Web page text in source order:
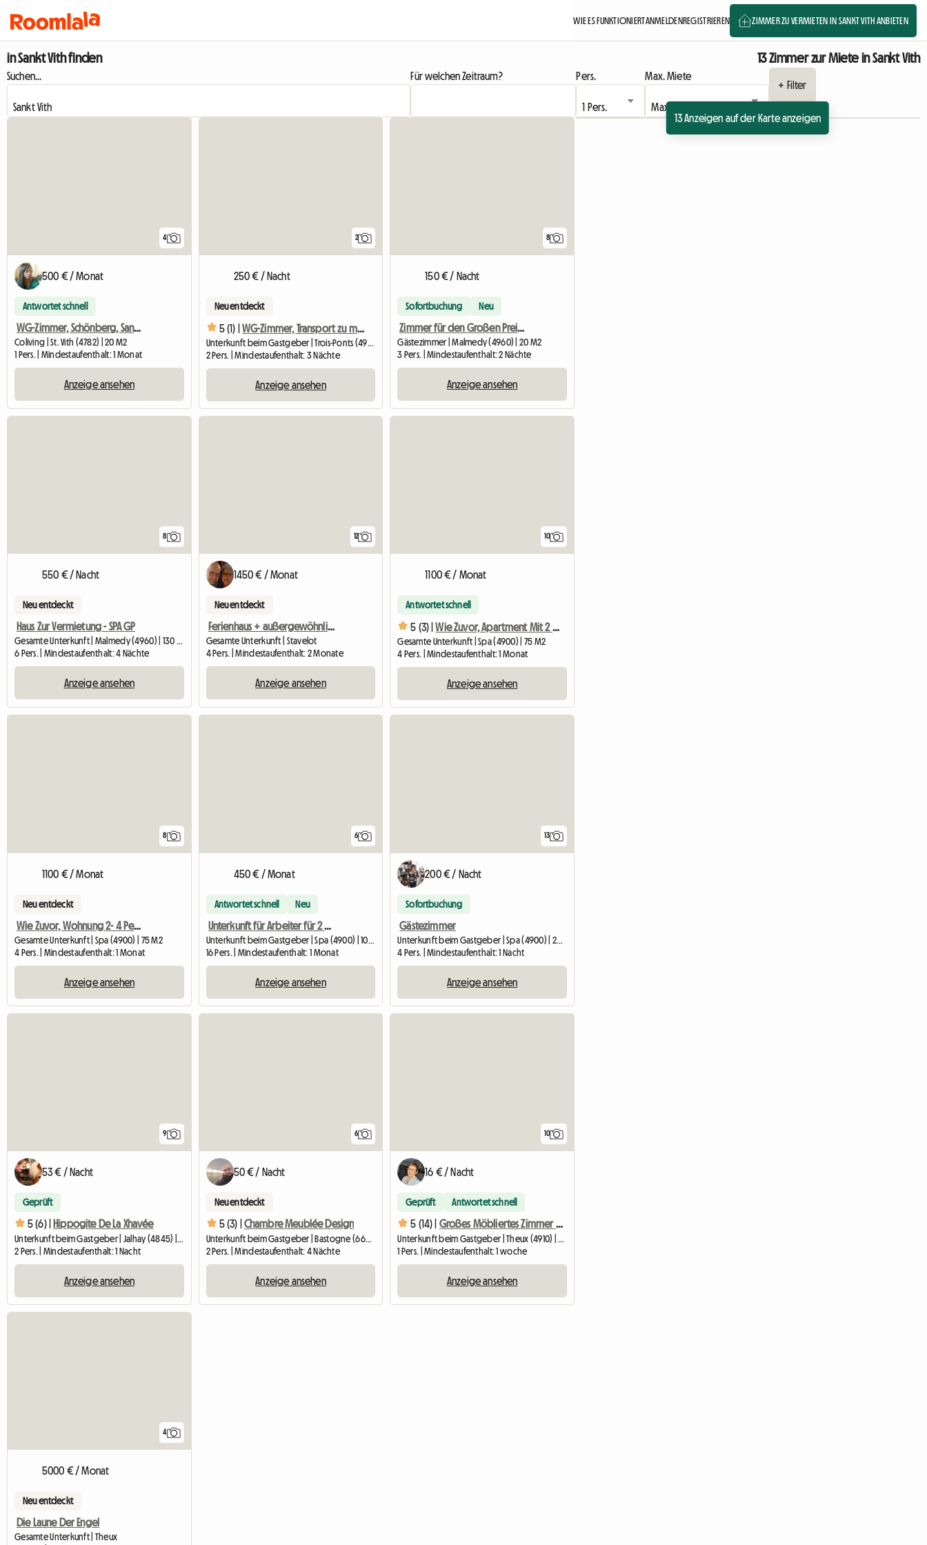
WIE ES FUNKTIONIERTANMELDENREGISTRIEREN ZIMMER ZU VERMIETEN IN SANKT VITH ANBIETEN
in Sankt Vith finden 13 Zimmer zur Miete in Sankt Vith
Suchen... Für welchen Zeitraum? Pers.
Max. Miete
+ Filter
13 Anzeigen auf der Karte anzeigen
4
500 € / Monat
Antwortet schnell
WG-Zimmer, Schönberg, Sankt Vith
Coliving | St. Vith (4782) | 20 M2
1 Pers. | Mindestaufenthalt: 1 Monat
Anzeige ansehen
2
250 € / Nacht
Neu entdeckt
5 (1) | WG-Zimmer, Transport zu möglicher Rennstrecke
Unterkunft beim Gastgeber | Trois-Ponts (4980)
2 Pers. | Mindestaufenthalt: 3 Nächte
Anzeige ansehen
8
150 € / Nacht
Sofortbuchung Neu
Zimmer für den Großen Preis von Spa
Gästezimmer | Malmedy (4960) | 20 M2
3 Pers. | Mindestaufenthalt: 2 Nächte
Anzeige ansehen
8
550 € / Nacht
Neu entdeckt
Haus Zur Vermietung - SPA GP
Gesamte Unterkunft | Malmedy (4960) | 130 M2
6 Pers. | Mindestaufenthalt: 4 Nächte
Anzeige ansehen
12
1450 € / Monat
Neu entdeckt
Ferienhaus + außergewöhnliche Aussicht
Gesamte Unterkunft | Stavelot
4 Pers. | Mindestaufenthalt: 2 Monate
Anzeige ansehen
10
1100 € / Monat
Antwortet schnell
5 (3) | Wie Zuvor, Apartment Mit 2 Schlafzimmern - 4 Personen Im Herzen Von
Gesamte Unterkunft | Spa (4900) | 75 M2
4 Pers. | Mindestaufenthalt: 1 Monat
Anzeige ansehen
8
1100 € / Monat
Neu entdeckt
Wie Zuvor, Wohnung 2- 4 Personen Im Herzen Von Spa
Gesamte Unterkunft | Spa (4900) | 75 M2
4 Pers. | Mindestaufenthalt: 1 Monat
Anzeige ansehen
6
450 € / Monat
Antwortet schnell Neu
Unterkunft für Arbeiter für 2 bis 8 Personen, 15 € pro Nacht
16 Pers. | Mindestaufenthalt: 1 Monat
Anzeige ansehen
13
200 € / Nacht
Sofortbuchung
Gästezimmer
4 Pers. | Mindestaufenthalt: 1 Nacht
Anzeige ansehen
9
53 € / Nacht
Geprüft
5 (6) | Hippogite De La Xhavée
Unterkunft beim Gastgeber | Jalhay (4845) | 12 M2
2 Pers. | Mindestaufenthalt: 1 Nacht
Anzeige ansehen
6
50 € / Nacht
Neu entdeckt
5 (3) | Chambre Meublée Design
Unterkunft beim Gastgeber | Bastogne (6600)
2 Pers. | Mindestaufenthalt: 4 Nächte
Anzeige ansehen
10
16 € / Nacht
Geprüft Antwortet schnell
5 (14) | Großes Möbliertes Zimmer Zu Vermieten
Unterkunft beim Gastgeber | Theux (4910) | 25 M2
1 Pers. | Mindestaufenthalt: 1 woche
Anzeige ansehen
4
5000 € / Monat
Neu entdeckt
Die Laune Der Engel
Gesamte Unterkunft | Theux